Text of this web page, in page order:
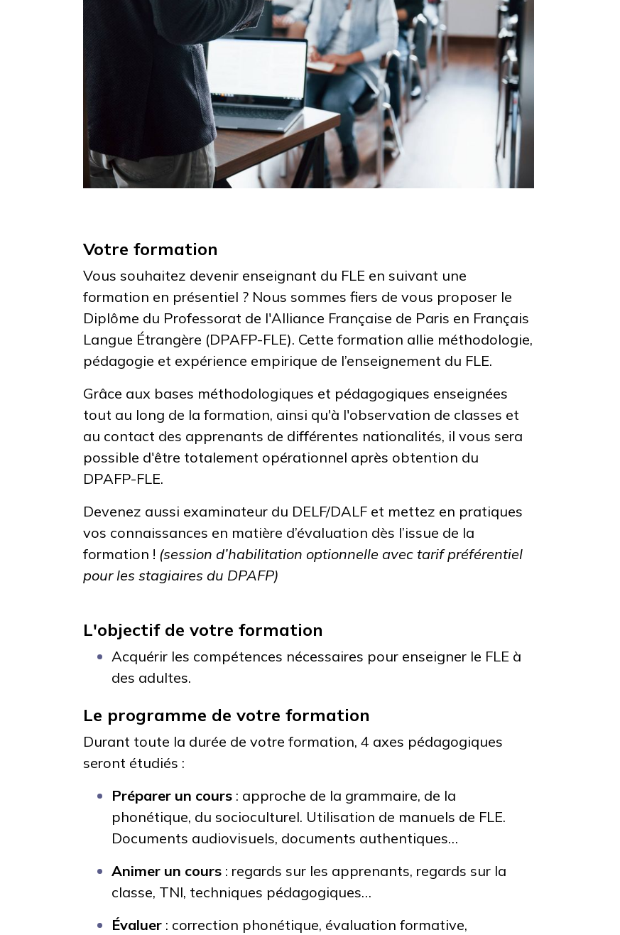
Votre formation
Vous souhaitez devenir enseignant du FLE en suivant une
formation en présentiel ? Nous sommes fiers de vous proposer le
Diplôme du Professorat de l'Alliance Française de Paris en Français
Langue Étrangère (DPAFP-FLE). Cette formation allie méthodologie,
pédagogie et expérience empirique de l’enseignement du FLE.
Grâce aux bases méthodologiques et pédagogiques enseignées
tout au long de la formation, ainsi qu'à l'observation de classes et
au contact des apprenants de différentes nationalités, il vous sera
possible d'être totalement opérationnel après obtention du
DPAFP-FLE.
Devenez aussi examinateur du DELF/DALF et mettez en pratiques
vos connaissances en matière d’évaluation dès l’issue de la
formation ! (session d’habilitation optionnelle avec tarif préférentiel
pour les stagiaires du DPAFP)
L'objectif de votre formation
Acquérir les compétences nécessaires pour enseigner le FLE à
des adultes.
Le programme de votre formation
Durant toute la durée de votre formation, 4 axes pédagogiques
seront étudiés :
Préparer un cours : approche de la grammaire, de la
phonétique, du socioculturel. Utilisation de manuels de FLE.
Documents audiovisuels, documents authentiques…
Animer un cours : regards sur les apprenants, regards sur la
classe, TNI, techniques pédagogiques…
Évaluer : correction phonétique, évaluation formative,